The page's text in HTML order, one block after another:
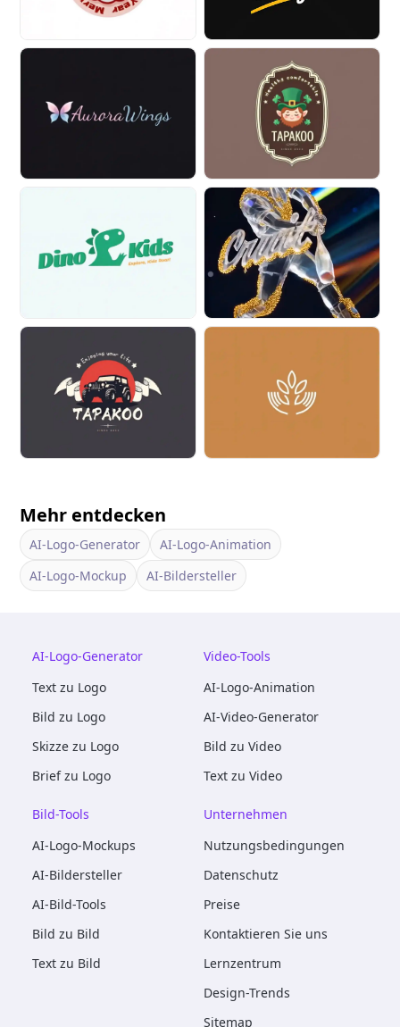
Mehr entdecken
AI-Logo-Generator
AI-Logo-Animation
AI-Logo-Mockup
AI-Bildersteller
AI-Logo-Generator
Text zu Logo
Bild zu Logo
Skizze zu Logo
Brief zu Logo
Video-Tools
AI-Logo-Animation
AI-Video-Generator
Bild zu Video
Text zu Video
Bild-Tools
AI-Logo-Mockups
AI-Bildersteller
AI-Bild-Tools
Bild zu Bild
Text zu Bild
Unternehmen
Nutzungsbedingungen
Datenschutz
Preise
Kontaktieren Sie uns
Lernzentrum
Design-Trends
Sitemap